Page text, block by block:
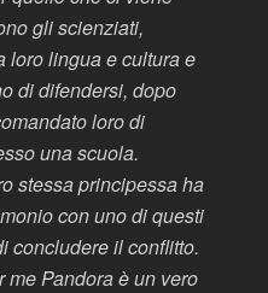
gli scienziati,
loro lingua e cultura e
di difendersi, dopo
loro di
una scuola.
stessa principessa ha
con uno di questi
concludere il conflitto.
me Pandora è un vero